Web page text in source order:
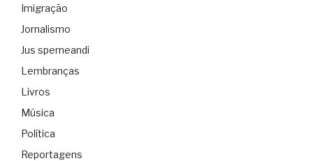
Imigração
Jornalismo
Jus sperneandi
Lembranças
Livros
Música
Política
Reportagens